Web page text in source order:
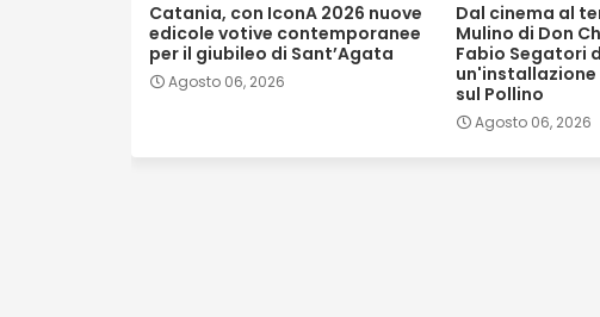
Catania, con IconA 2026 nuove
edicole votive contemporanee
per il giubileo di Sant’Agata
Agosto 06, 2026
Dal cinema al
Mulino di Don
Fabio Segatori
sul Pollino
Agosto 06, 2026